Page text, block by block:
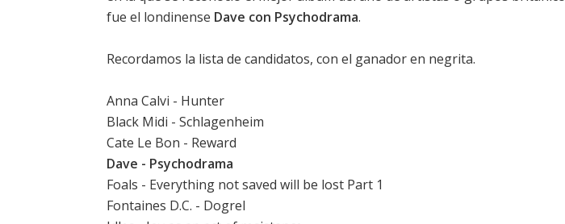
fue el londinense Dave con Psychodrama.
Recordamos la lista de candidatos, con el ganador en negrita.
Anna Calvi - Hunter
Black Midi - Schlagenheim
Cate Le Bon - Reward
Dave - Psychodrama
Foals - Everything not saved will be lost Part 1
Fontaines D.C. - Dogrel